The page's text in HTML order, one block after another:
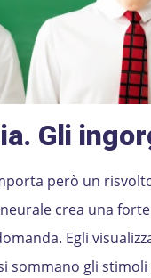
Gli
però un
crea una
Egli
sommano gli